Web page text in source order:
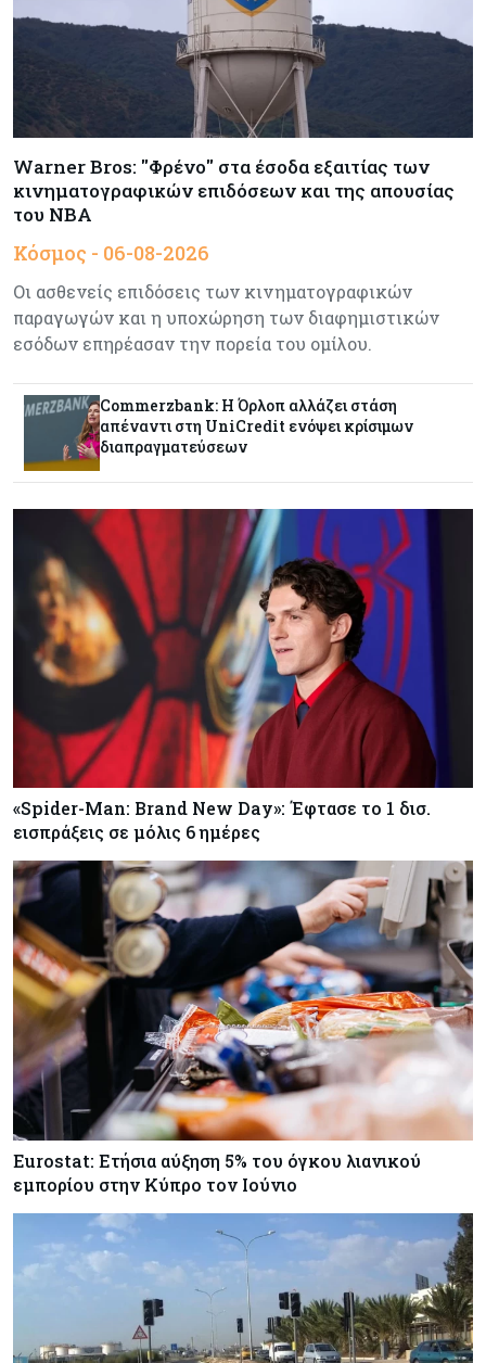
Κόσμος 06-08-2026
Ο 24χρονος «Νοστράδαμος» της AI είχε δίκαιο
για όλα. Κι όμως έχασε (σχεδόν) τα πάντα
Η Ινδία ανεβάζει ταχύτητα στη διάλυση πλοίων
– Στο 35,4% το παγκόσμιο μερίδιό της
ΠτΔ: Υπεράνω όλων το δημόσιο συμφέρον – Όλα
όσα έγιναν στην τελετή διαβεβαίωσης των
νέων μελών της κυβέρνησης
Κόσμος 06-08-2026
Ήπια κέρδη στις ευρωαγορές – Αντέχει ο
τεχνολογικός κλάδος παρά τις πιέσεις στην
Ενέργεια 06-08-2026
Παπασταύρου: Ψήφος εμπιστοσύνης η είσοδος
της Meridiam για το καλώδιο Ελλάδας-Κύπρου
Κόσμος 06-08-2026
Η κηροζίνη «καίει» τις αεροπορικές – Στα ύψη η
τιμή της λόγω Μ. Ανατολής
Κύπρος 06-08-2026
Ξανά διάλογος για να βρεθεί η χρυσή … φόρμουλα
– Επαφές με ΥΠΕΣ και κόμματα αποφάσισαν οι
δήμοι
Banking 06-08-2026
Τράπεζα Κύπρου: Στα €13 ανεβάζει την τιμή
στόχο η Euroxx – Αναβάθμιση προβλέψεων για
τα κέρδη
Κύπρος 06-08-2026
Στο gov.cy η αλλαγή τραπεζικού λογαριασμού
για μισθούς και συντάξεις του Δημοσίου
Warner Bros: "Φρένο" στα έσοδα εξαιτίας των
κινηματογραφικών επιδόσεων και της απουσίας
του NBA
Κόσμος - 06-08-2026
Οι ασθενείς επιδόσεις των κινηματογραφικών
παραγωγών και η υποχώρηση των διαφημιστικών
εσόδων επηρέασαν την πορεία του ομίλου.
Commerzbank: Η Όρλοπ αλλάζει στάση
απέναντι στη UniCredit ενόψει κρίσιμων
διαπραγματεύσεων
«Spider-Man: Brand New Day»: Έφτασε το 1 δισ.
εισπράξεις σε μόλις 6 ημέρες
Eurostat: Ετήσια αύξηση 5% του όγκου λιανικού
εμπορίου στην Κύπρο τον Ιούνιο